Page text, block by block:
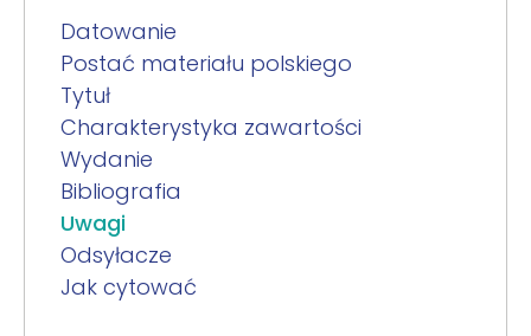
Datowanie
Postać materiału polskiego
Tytuł
Charakterystyka zawartości
Wydanie
Bibliografia
Uwagi
Odsyłacze
Jak cytować